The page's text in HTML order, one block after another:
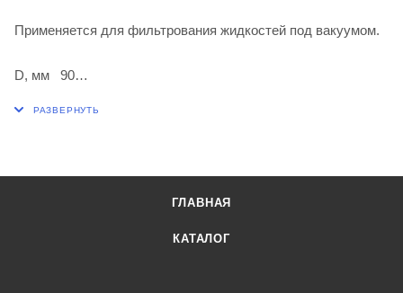
Применяется для фильтрования жидкостей под вакуумом.
D, мм 90
ГЛАВНАЯ
КАТАЛОГ